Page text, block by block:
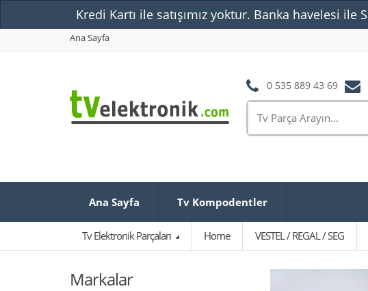
Ana Sayfa
0 535 889 43 69
Ana Sayfa Tv Kompodentler
Tv Elektronik Parçaları Home VESTEL / REGAL / SEG
Markalar
Kredi Kartı ile satışımız yoktur. Banka havelesi ile